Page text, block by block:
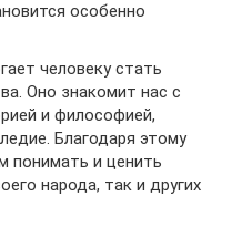
особенно
человеку стать
Оно знакомит нас с
и философией,
Благодаря этому
понимать и ценить
народа, так и других